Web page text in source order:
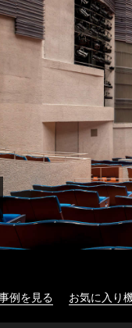
例を見る お気に入り